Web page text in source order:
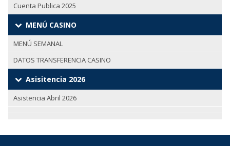
Cuenta Publica 2025
MENÚ CASINO
MENÚ SEMANAL
DATOS TRANSFERENCIA CASINO
Asisitencia 2026
Asistencia Abril 2026